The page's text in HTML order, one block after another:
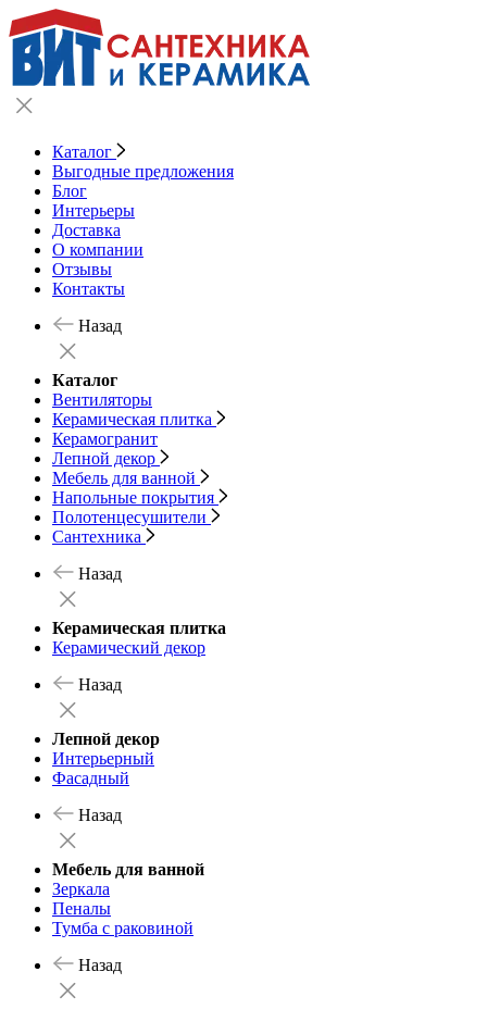
Каталог
Выгодные предложения
Блог
Интерьеры
Доставка
О компании
Отзывы
Контакты
Назад
Каталог
Вентиляторы
Керамическая плитка
Керамогранит
Лепной декор
Мебель для ванной
Напольные покрытия
Полотенцесушители
Сантехника
Назад
Керамическая плитка
Керамический декор
Назад
Лепной декор
Интерьерный
Фасадный
Назад
Мебель для ванной
Зеркала
Пеналы
Тумба с раковиной
Назад